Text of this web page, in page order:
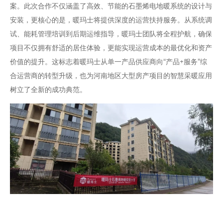
案。此次合作不仅涵盖了高效、节能的石墨烯电地暖系统的设计与
安装，更核心的是，暖玛士将提供深度的运营扶持服务。从系统调
试、能耗管理培训到后期运维指导，暖玛士团队将全程护航，确保
项目不仅拥有舒适的居住体验，更能实现运营成本的最优化和资产
价值的提升。这标志着暖玛士从单一产品供应商向“产品+服务”综
合运营商的转型升级，也为河南地区大型房产项目的智慧采暖应用
树立了全新的成功典范。